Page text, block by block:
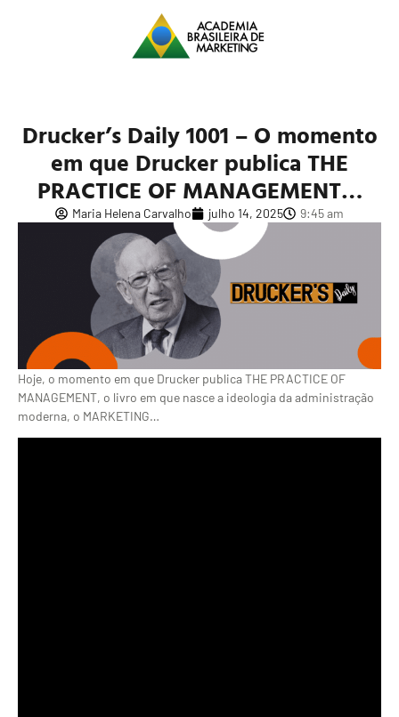
Drucker’s Daily 1001 – O momento
em que Drucker publica THE
PRACTICE OF MANAGEMENT…
Maria Helena Carvalho julho 14, 2025 9:45 am
Hoje, o momento em que Drucker publica THE PRACTICE OF
MANAGEMENT, o livro em que nasce a ideologia da administração
moderna, o MARKETING…